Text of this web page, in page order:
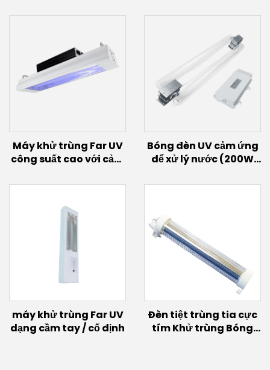
Máy khử trùng Far UV
công suất cao với cảm
(100W/150W)
Bóng đèn UV cảm ứng
để xử lý nước (200W
máy khử trùng Far UV
dạng cầm tay / cố định
Đèn tiệt trùng tia cực
tím Khử trùng Bóng